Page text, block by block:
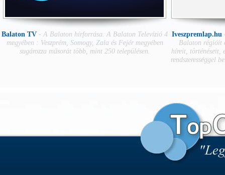
Balaton TV - A Balaton hírforrása. A Balaton Televízió 4
megyében : Veszprém, Somogy, Zala és Fejér megyében
sugározza műsorát több, mint 250 településen.
Iveszpremlap.hu
Balaton régióit
híreit, történéseit,
rendszerességgel